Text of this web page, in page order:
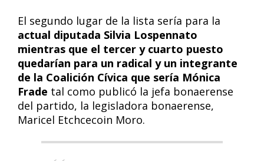
El segundo lugar de la lista sería para la
actual diputada Silvia Lospennato
mientras que el tercer y cuarto puesto
quedarían para un radical y un integrante
de la Coalición Cívica que sería Mónica
Frade tal como publicó la jefa bonaerense
del partido, la legisladora bonaerense,
Maricel Etchcecoin Moro.